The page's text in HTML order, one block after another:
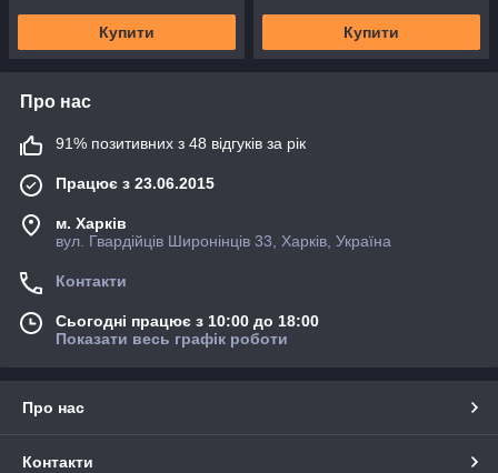
Купити Купити
Про нас
91% позитивних з 48 відгуків за рік
Працює з 23.06.2015
м. Харків
вул. Гвардійців Широнінців 33, Харків, Україна
Контакти
Сьогодні працює з 10:00 до 18:00
Показати весь графік роботи
Про нас
Контакти